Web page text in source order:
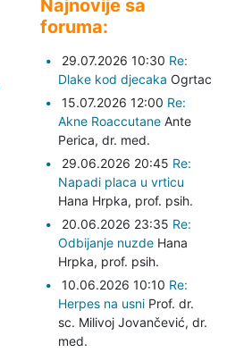
Najnovije sa
foruma:
29.07.2026 10:30 Re:
Dlake kod djecaka Ogrtac
15.07.2026 12:00 Re:
Akne Roaccutane Ante
Perica, dr. med.
29.06.2026 20:45 Re:
Napadi placa u vrticu
Hana Hrpka, prof. psih.
20.06.2026 23:35 Re:
Odbijanje nuzde Hana
Hrpka, prof. psih.
10.06.2026 10:10 Re:
Herpes na usni Prof. dr.
sc. Milivoj Jovančević, dr.
med.